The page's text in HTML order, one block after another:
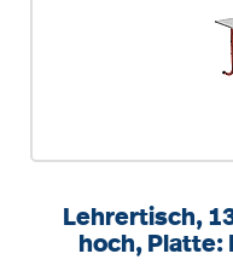
Lehrertisch,
hoch, Platte: